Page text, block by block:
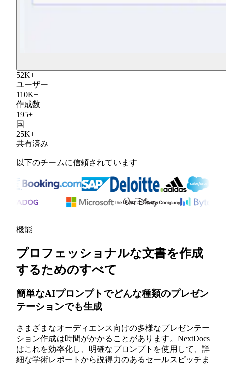
52K+
ユーザー
110K+
作成数
195+
国
25K+
共有済み
以下のチームに信頼されています
機能
プロフェッショナルな文書を作成
するためのすべて
簡単なAIプロンプトでどんな種類のプレゼン
テーションでも生成
さまざまなオーディエンス向けの多様なプレゼンテー
ション作成は時間がかかることがあります。NextDocs
はこれを効率化し、明確なプロンプトを使用して、詳
細な学術レポートから説得力のあるセールスピッチま